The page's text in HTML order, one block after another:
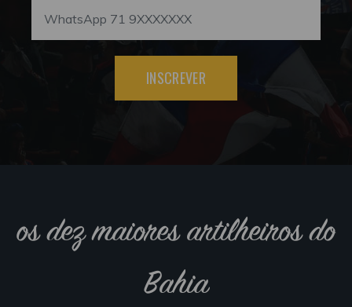
INSCREVER
os dez maiores artilheiros do
Bahia